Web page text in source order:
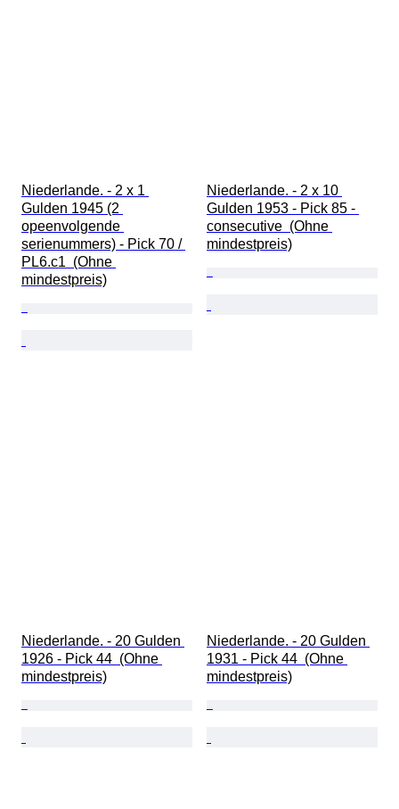
Niederlande. - 2 x 1
Gulden 1945 (2
opeenvolgende
serienummers) - Pick 70 /
PL6.c1  (Ohne
mindestpreis)
Niederlande. - 2 x 10
Gulden 1953 - Pick 85 -
consecutive  (Ohne
mindestpreis)
Niederlande. - 20 Gulden
1926 - Pick 44  (Ohne
mindestpreis)
Niederlande. - 20 Gulden
1931 - Pick 44  (Ohne
mindestpreis)